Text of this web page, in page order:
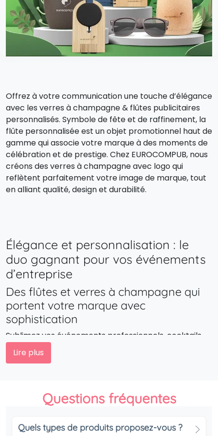
Offrez à votre communication une touche d’élégance
avec les verres à champagne & flûtes publicitaires
personnalisés. Symbole de fête et de raffinement, la
flûte personnalisée est un objet promotionnel haut de
gamme qui associe votre marque à des moments de
célébration et de prestige. Chez EUROCOMPUB, nous
créons des verres à champagne avec logo qui
reflètent parfaitement votre image de marque, tout
en alliant qualité, design et durabilité.
Élégance et personnalisation : le
duo gagnant pour vos événements
d’entreprise
Des flûtes et verres à champagne qui
portent votre marque avec
sophistication
Sublimez vos événements professionnels, cocktails,
salons ou lancements de produits avec des verres à
champagne personnalisés. Votre logo gravé ou
Pourquoi choisir des verres à
de communication ?
Lire plus
Questions fréquentes
Quels types de produits proposez-vous ?